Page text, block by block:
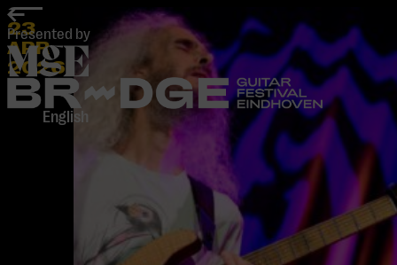
Presented by
home
English
23
APR
2026